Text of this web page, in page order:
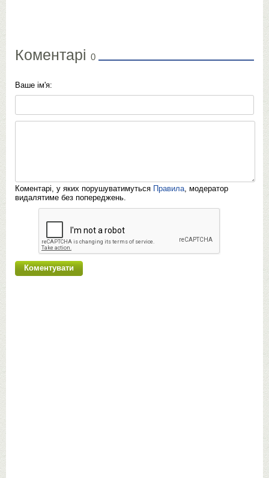
Коментарі 0
Ваше ім'я:
Коментарі, у яких порушуватимуться Правила, модератор
видалятиме без попереджень.